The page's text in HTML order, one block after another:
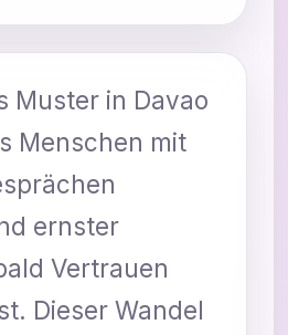
Muster in Davao
Menschen mit
ernster
Vertrauen
Dieser Wandel